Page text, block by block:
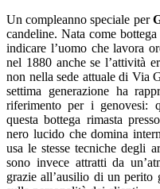
Un compleanno speciale per
candeline. Nata come
indicare l’uomo che lavora
nel 1880 anche se l’attività
non nella sede attuale di Via
settima generazione ha
riferimento per i genovesi:
questa bottega rimasta
nero lucido che domina
usa le stesse tecniche degli
sono invece attratti da
grazie all’ausilio di un perito